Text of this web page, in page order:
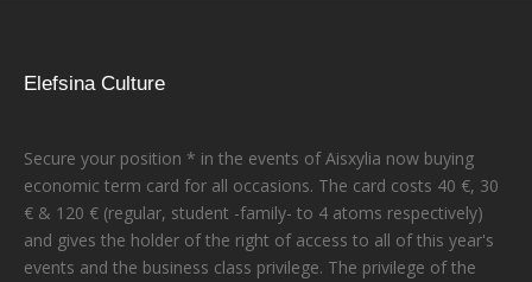
Elefsina Culture
Secure your position * in the events of Aisxylia now buying
economic term card for all occasions. The card costs 40 €, 30
€ & 120 € (regular, student -family- to 4 atoms respectively)
and gives the holder of the right of access to all of this year's
events and the business class privilege. The privilege of the